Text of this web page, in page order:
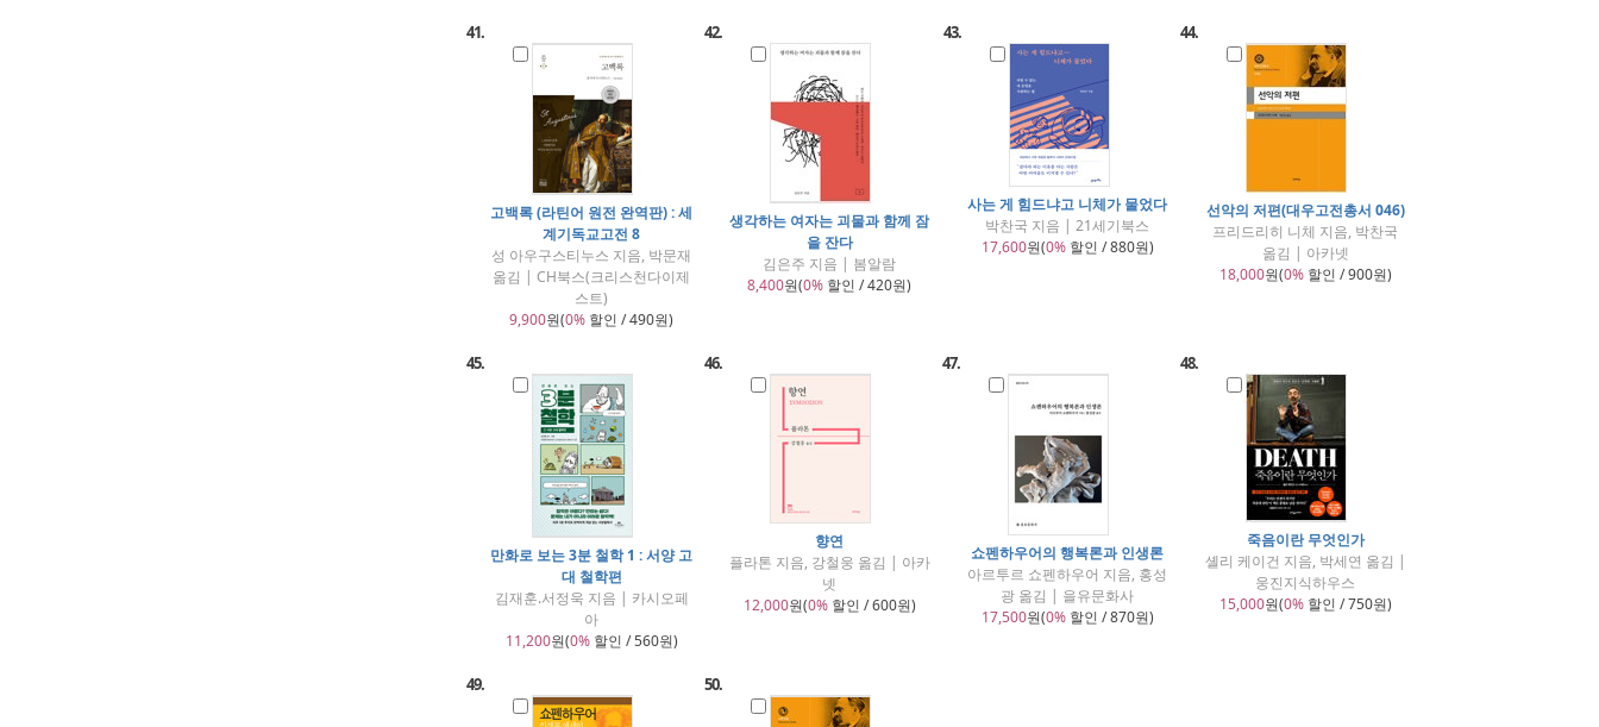
41.
고백록 (라틴어 원전 완역판) : 세
계기독교고전 8
성 아우구스티누스 지음, 박문재
옮김 | CH북스(크리스천다이제
스트)
9,900원(0% 할인 / 490원)
42.
생각하는 여자는 괴물과 함께 잠
을 잔다
김은주 지음 | 봄알람
8,400원(0% 할인 / 420원)
43.
사는 게 힘드냐고 니체가 물었다
박찬국 지음 | 21세기북스
17,600원(0%할인 / 880원)
44.
선악의 저편(대우고전총서 046)
프리드리히 니체 지음, 박찬국
옮김 | 아카넷
18,000원(0%할인 / 900원)
45.
만화로 보는 3분 철학 1 : 서양 고
대 철학편
김재훈.서정욱 지음 | 카시오페
아
11,200원(0%할인 / 560원)
46.
향연
플라톤 지음, 강철웅 옮김 | 아카
넷
12,000원(0%할인 / 600원)
47.
쇼펜하우어의 행복론과 인생론
아르투르 쇼펜하우어 지음, 홍성
광 옮김 | 을유문화사
17,500원(0%할인 / 870원)
48.
죽음이란 무엇인가
셸리 케이건 지음, 박세연 옮김 |
웅진지식하우스
15,000원(0%할인 / 750원)
49. 50.